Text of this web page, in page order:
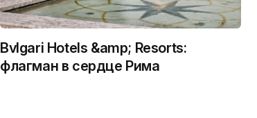
Bvlgari Hotels &amp; Resorts:
флагман в сердце Рима